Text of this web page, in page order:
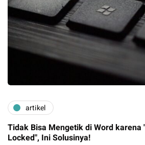
artikel
Tidak Bisa Mengetik di Word karena
Locked", Ini Solusinya!